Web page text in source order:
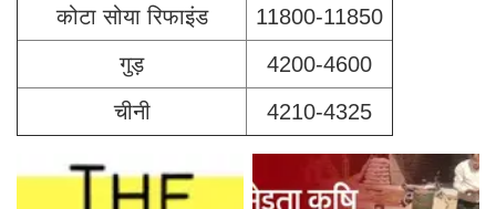
कोटा सोया रिफाइंड
11800-11850
गुड़
4200-4600
चीनी
4210-4325